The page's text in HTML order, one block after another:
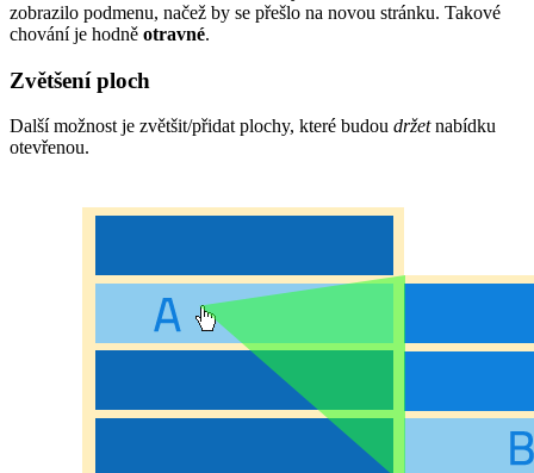
zobrazilo podmenu, načež by se přešlo na novou stránku. Takové
chování je hodně otravné.
Zvětšení ploch
Další možnost je zvětšit/přidat plochy, které budou držetnabídku
otevřenou.